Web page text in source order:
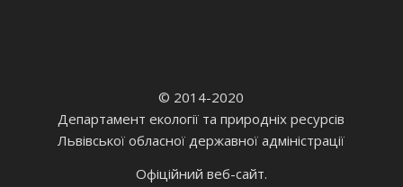
© 2014-2020
Департамент екології та природніх ресурсів
Львівської обласної державної адміністрації
Офіційний веб-сайт.